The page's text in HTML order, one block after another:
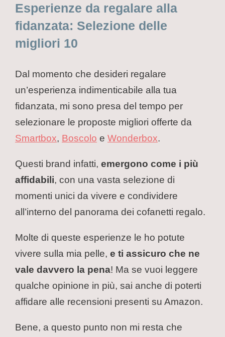
Esperienze da regalare alla
fidanzata: Selezione delle
migliori 10
Dal momento che desideri regalare
un’esperienza indimenticabile alla tua
fidanzata, mi sono presa del tempo per
selezionare le proposte migliori offerte da
Smartbox, Boscolo e Wonderbox.
Questi brand infatti, emergono come i più
affidabili, con una vasta selezione di
momenti unici da vivere e condividere
all’interno del panorama dei cofanetti regalo.
Molte di queste esperienze le ho potute
vivere sulla mia pelle, e ti assicuro che ne
vale davvero la pena! Ma se vuoi leggere
qualche opinione in più, sai anche di poterti
affidare alle recensioni presenti su Amazon.
Bene, a questo punto non mi resta che